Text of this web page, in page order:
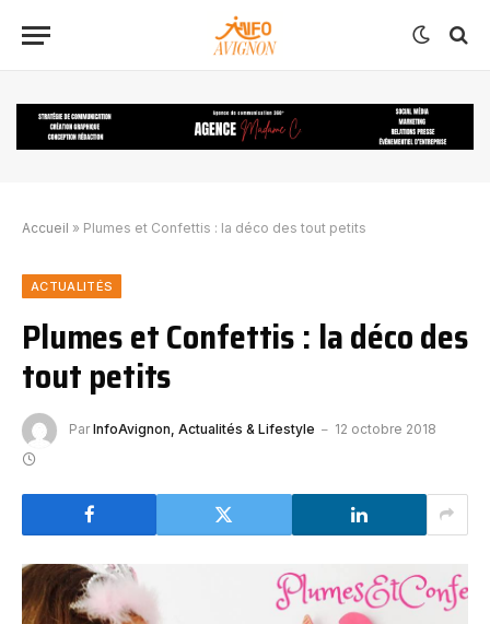
Accueil » Plumes et Confettis : la déco des tout petits
ACTUALITÉS
Plumes et Confettis : la déco des
tout petits
Par InfoAvignon, Actualités & Lifestyle 12 octobre 2018